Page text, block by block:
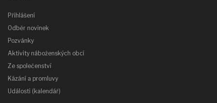
Přihlášení
Odběr novinek
Pozvánky
Aktivity náboženských obcí
Ze společenství
Kázání a promluvy
Události (kalendář)